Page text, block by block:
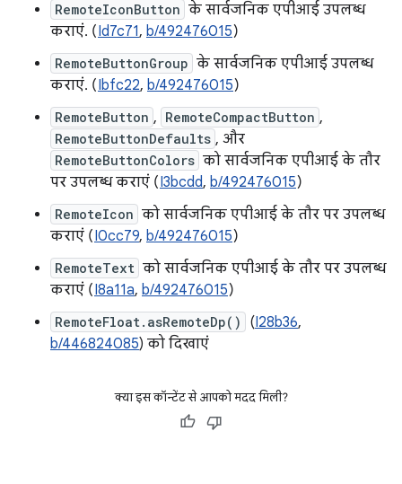
RemoteIconButton के सार्वजनिक एपीआई उपलब्ध
कराएं. (Id7c71, b/492476015)
RemoteButtonGroup के सार्वजनिक एपीआई उपलब्ध
कराएं. (Ibfc22, b/492476015)
RemoteButton , RemoteCompactButton ,
RemoteButtonDefaults , और
RemoteButtonColors को सार्वजनिक एपीआई के तौर
पर उपलब्ध कराएं (I3bcdd, b/492476015)
RemoteIcon को सार्वजनिक एपीआई के तौर पर उपलब्ध
कराएं (I0cc79, b/492476015)
RemoteText को सार्वजनिक एपीआई के तौर पर उपलब्ध
कराएं (I8a11a, b/492476015)
RemoteFloat.asRemoteDp() (I28b36,
b/446824085) को दिखाएं
क्या इस कॉन्टेंट से आपको मदद मिली?